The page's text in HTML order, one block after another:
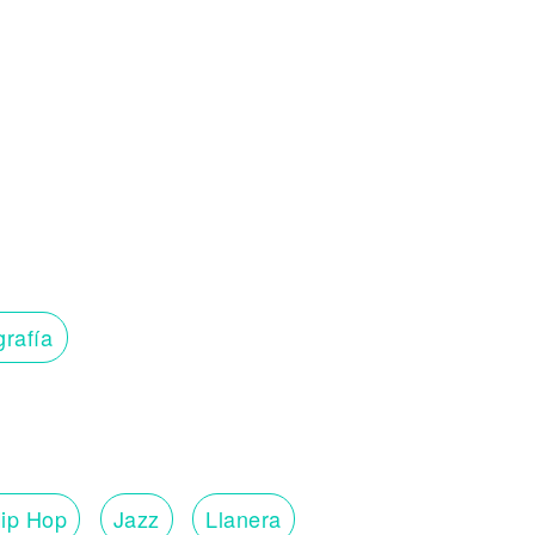
Hop Jazz Llanera